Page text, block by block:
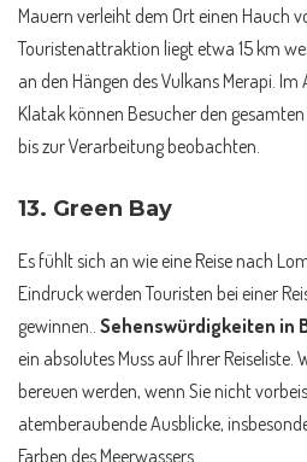
Mauern verleiht dem Ort einen Hauch
Touristenattraktion liegt etwa 15 km
an den Hängen des Vulkans Merapi.
Klatak können Besucher den
bis zur Verarbeitung beobachten.
13. Green Bay
Es fühlt sich an wie eine Reise nach
Eindruck werden Touristen bei einer
gewinnen.. Sehenswürdigkeiten in
ein absolutes Muss auf Ihrer Reiseliste.
bereuen werden, wenn Sie nicht
atemberaubende Ausblicke,
Farben des Meerwassers.